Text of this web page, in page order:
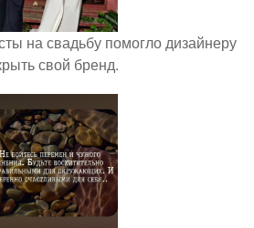
на свадьбу помогло дизайнеру
свой бренд.